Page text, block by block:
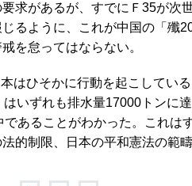
求があるが、すでにＦ35が次
るように、これが中国の「殲
を怠ってはならない。
はひそかに行動を起こしてい
いずれも排水量17000トンに
あることがわかった。これは
的制限、日本の平和憲法の範疇